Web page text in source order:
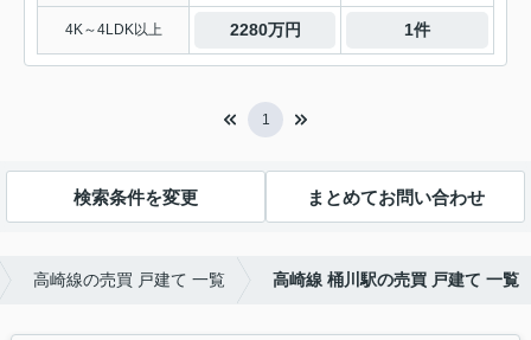
4K～4LDK以上 2280万円 1件
1
検索条件を変更 まとめてお問い合わせ
高崎線の売買 戸建て 一覧 高崎線 桶川駅の売買 戸建て 一覧